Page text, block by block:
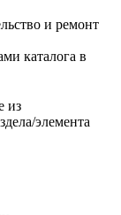
и ремонт
каталога в
из
элемента